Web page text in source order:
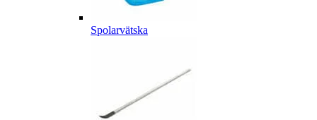
Spolarvätska